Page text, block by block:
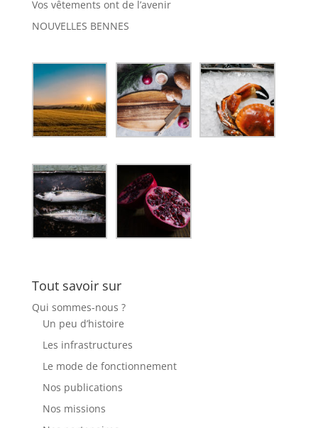
Vos vêtements ont de l’avenir
NOUVELLES BENNES
Tout savoir sur
Qui sommes-nous ?
Un peu d’histoire
Les infrastructures
Le mode de fonctionnement
Nos publications
Nos missions